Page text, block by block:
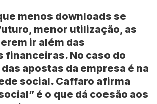
menos downloads se
menor utilização, as
ir além das
financeiras. No caso do
das apostas da empresa é na
social. Caffaro afirma
é o que dá coesão aos